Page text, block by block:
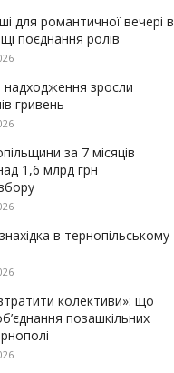
для романтичної вечері в
поєднання ролів
надходження зросли
гривень
за 7 місяців
1,6 млрд грн
в тернопільському
колективи»: що
позашкільних